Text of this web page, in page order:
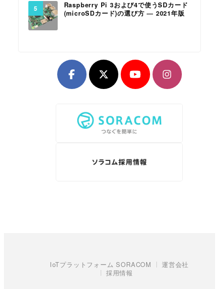
Raspberry Pi 3および4で使うSDカード
(microSDカード)の選び方 ― 2021年版
IoTプラットフォーム SORACOM
運営会社
採用情報